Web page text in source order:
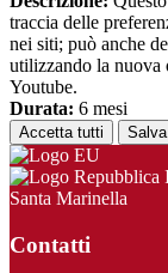
traccia delle
nei siti; può anche
utilizzando la nuova
Youtube.
Durata: 6 mesi
Accetta tutti
Santa Marinella
Contatti